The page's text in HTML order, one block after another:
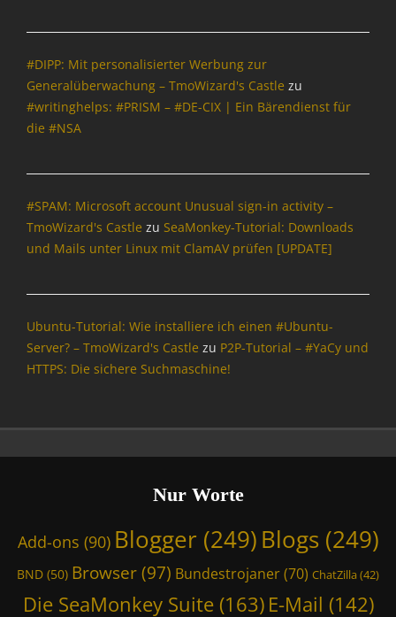
#DIPP: Mit personalisierter Werbung zur
Generalüberwachung – TmoWizard's Castle zu
#writinghelps: #PRISM – #DE-CIX | Ein Bärendienst für
die #NSA
#SPAM: Microsoft account Unusual sign-in activity –
TmoWizard's Castle zu SeaMonkey-Tutorial: Downloads
und Mails unter Linux mit ClamAV prüfen [UPDATE]
Ubuntu-Tutorial: Wie installiere ich einen #Ubuntu-
Server? – TmoWizard's Castle zu P2P-Tutorial – #YaCy und
HTTPS: Die sichere Suchmaschine!
Nur Worte
Add-ons (90) Blogger (249) Blogs(249)
BND (50) Browser (97) Bundestrojaner(70) ChatZilla(42)
Die SeaMonkey Suite(163) E-Mail (142)